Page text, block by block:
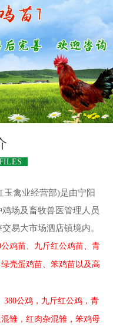
禽业经营部)是由宁阳
场及畜牧兽医管理人员
易大市场泗店镇境内。
鸡苗、九斤红公鸡苗、青
壳蛋鸡苗、笨鸡苗以及高
380公鸡，九斤红公鸡，青
雏，红肉杂混雏，笨鸡母